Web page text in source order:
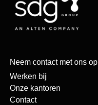
Neem contact met ons op
Werken bij
Onze kantoren
Contact